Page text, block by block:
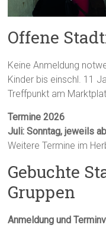
Offene
Keine Anmeldung
Kinder bis einschl. 11
Treffpunkt am
Termine 2026
Juli: Sonntag,jeweils
Weitere Termine im
Gebuchte
Gruppen
Anmeldung und